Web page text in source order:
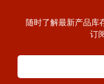
随时了解最新产品库
订